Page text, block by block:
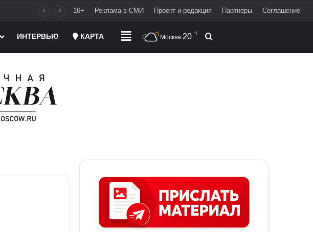
16+ Реклама в СМИ Проект и редакция Партнеры Соглашение
ИНТЕРВЬЮ КАРТА РАЗДЕЛЫМосква 20 ℃